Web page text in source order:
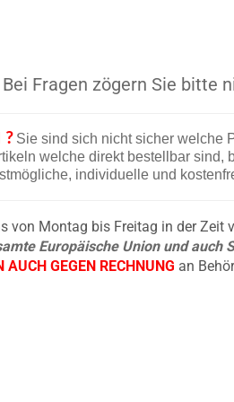
Bei Fragen zögern Sie bitte
? Sie sind sich nicht sicher welche
welche direkt bestellbar
individuelle und
von Montag bis Freitag in der
Europäische Union und auch
AUCH GEGEN RECHNUNG an